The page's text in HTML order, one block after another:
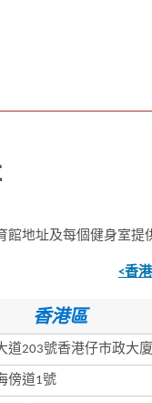
館地址及每個健身室提
<香
香港區
道203號香港仔市政大
傍道1號